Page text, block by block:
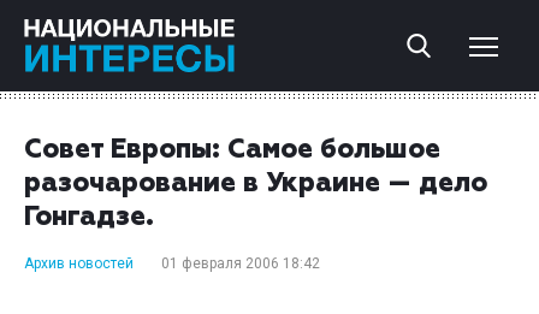
Совет Европы: Самое большое
разочарование в Украине — дело
Гонгадзе.
Архив новостей 01 февраля 2006 18:42